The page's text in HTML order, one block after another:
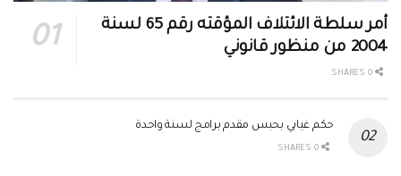
أمر سلطة الائتلاف المؤقته رقم 65 لسنة
2004 من منظور قانوني
حكم غيابي بحبس مقدم برامج لسنة واحدة